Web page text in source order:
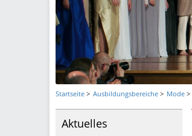
Startseite Ausbildungsbereiche Mode
Aktuelles